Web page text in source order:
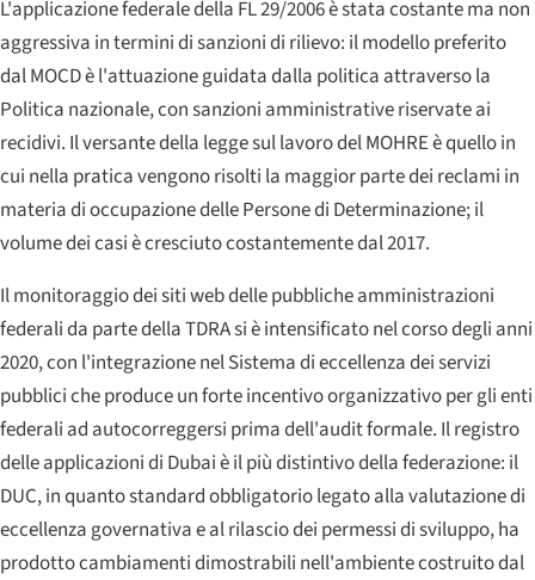
L'applicazione federale della FL 29/2006 è stata costante ma non
aggressiva in termini di sanzioni di rilievo: il modello preferito
dal MOCD è l'attuazione guidata dalla politica attraverso la
Politica nazionale, con sanzioni amministrative riservate ai
recidivi. Il versante della legge sul lavoro del MOHRE è quello in
cui nella pratica vengono risolti la maggior parte dei reclami in
materia di occupazione delle Persone di Determinazione; il
volume dei casi è cresciuto costantemente dal 2017.
Il monitoraggio dei siti web delle pubbliche amministrazioni
federali da parte della TDRA si è intensificato nel corso degli anni
2020, con l'integrazione nel Sistema di eccellenza dei servizi
pubblici che produce un forte incentivo organizzativo per gli enti
federali ad autocorreggersi prima dell'audit formale. Il registro
delle applicazioni di Dubai è il più distintivo della federazione: il
DUC, in quanto standard obbligatorio legato alla valutazione di
eccellenza governativa e al rilascio dei permessi di sviluppo, ha
prodotto cambiamenti dimostrabili nell'ambiente costruito dal